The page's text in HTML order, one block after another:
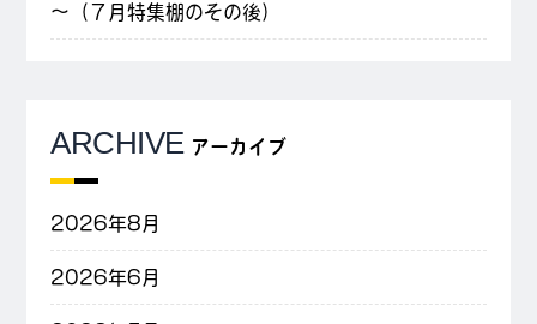
～（７月特集棚のその後）
ARCHIVE アーカイブ
2026年8月
2026年6月